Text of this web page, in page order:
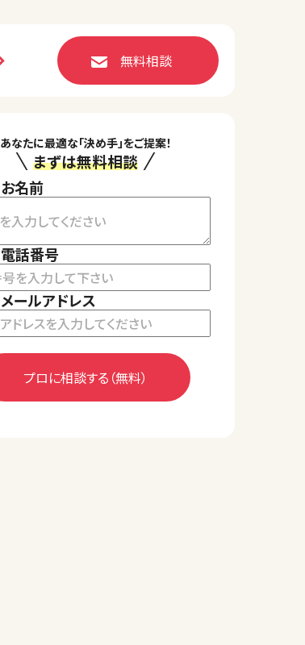
無料相談
あなたに最適な「決め手」をご提案！
まずは無料相談
お名前
電話番号
メールアドレス